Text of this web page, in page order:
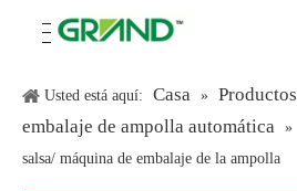
Usted está aquí: Casa » Productos
embalaje de ampolla automática »
salsa/ máquina de embalaje de la ampolla